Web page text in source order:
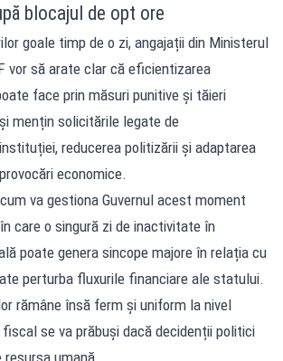
blocajul de opt ore
goale timp de o zi, angajații din Ministerul
vor să arate clar că eficientizarea
face prin măsuri punitive și tăieri
mențin solicitările legate de
reducerea politizării și adaptarea
economice.
va gestiona Guvernul acest moment
care o singură zi de inactivitate în
poate genera sincope majore în relația cu
perturba fluxurile financiare ale statului.
rămâne însă ferm și uniform la nivel
se va prăbuși dacă decidenții politici
umană.